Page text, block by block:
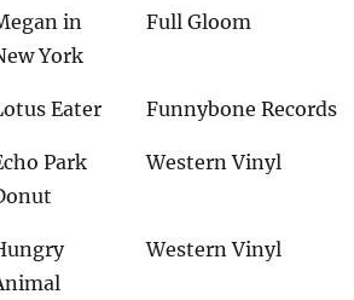
in
York
Full Gloom
Eater Funnybone Records
Park
Western Vinyl
Western Vinyl